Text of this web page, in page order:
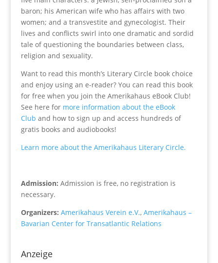
baron; his American wife who has affairs with two
women; and a transvestite and gynecologist. Their
lives and conflicts swirl into one dramatic and sordid
tale of questioning the boundaries between class,
religion and sexuality.
Want to read this month’s Literary Circle book choice
and enjoy using an e-reader? You can read this book
for free when you join the Amerikahaus eBook Club!
See here for more information about the eBook
Club and how to sign up and access hundreds of
gratis books and audiobooks!
Learn more about the Amerikahaus Literary Circle.
Admission: Admission is free, no registration is
necessary.
Organizers: Amerikahaus Verein e.V., Amerikahaus –
Bavarian Center for Transatlantic Relations
Anzeige